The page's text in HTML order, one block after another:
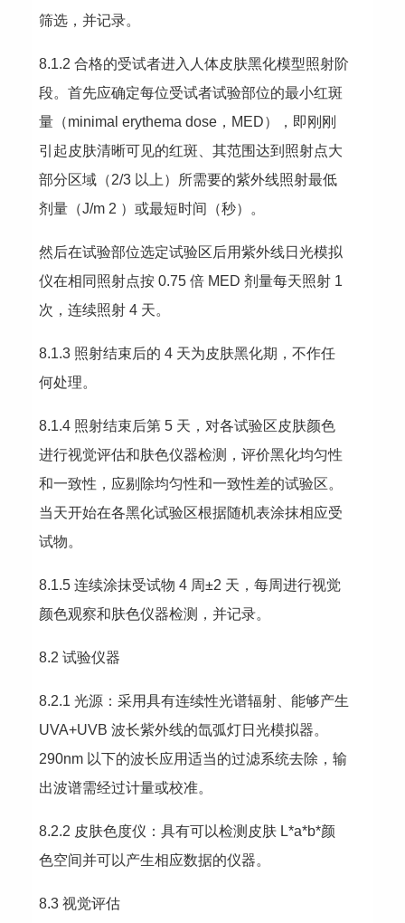
筛选，并记录。
8.1.2 合格的受试者进入人体皮肤黑化模型照射阶
段。首先应确定每位受试者试验部位的最小红斑
量（minimal erythema dose，MED），即刚刚
引起皮肤清晰可见的红斑、其范围达到照射点大
部分区域（2/3 以上）所需要的紫外线照射最低
剂量（J/m 2 ）或最短时间（秒）。
然后在试验部位选定试验区后用紫外线日光模拟
仪在相同照射点按 0.75 倍 MED 剂量每天照射 1
次，连续照射 4 天。
8.1.3 照射结束后的 4 天为皮肤黑化期，不作任
何处理。
8.1.4 照射结束后第 5 天，对各试验区皮肤颜色
进行视觉评估和肤色仪器检测，评价黑化均匀性
和一致性，应剔除均匀性和一致性差的试验区。
当天开始在各黑化试验区根据随机表涂抹相应受
试物。
8.1.5 连续涂抹受试物 4 周±2 天，每周进行视觉
颜色观察和肤色仪器检测，并记录。
8.2 试验仪器
8.2.1 光源：采用具有连续性光谱辐射、能够产生
UVA+UVB 波长紫外线的氙弧灯日光模拟器。
290nm 以下的波长应用适当的过滤系统去除，输
出波谱需经过计量或校准。
8.2.2 皮肤色度仪：具有可以检测皮肤 L*a*b*颜
色空间并可以产生相应数据的仪器。
8.3 视觉评估